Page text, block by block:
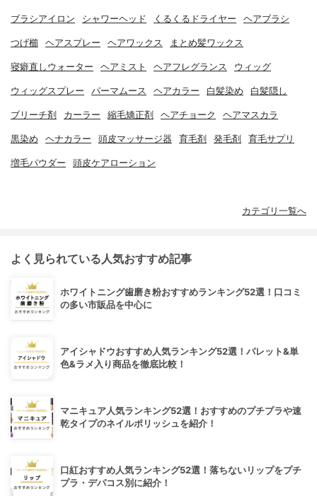
ブラシアイロン シャワーヘッド くるくるドライヤー ヘアブラシ
つげ櫛 ヘアスプレー ヘアワックス まとめ髪ワックス
寝癖直しウォーター ヘアミスト ヘアフレグランス ウィッグ
ウィッグスプレー パーマムース ヘアカラー 白髪染め 白髪隠し
ブリーチ剤 カーラー 縮毛矯正剤 ヘアチョーク ヘアマスカラ
黒染め ヘナカラー 頭皮マッサージ器 育毛剤 発毛剤 育毛サプリ
増毛パウダー 頭皮ケアローション
カテゴリ一覧へ
よく見られている人気おすすめ記事
ホワイトニング歯磨き粉おすすめランキング52選！口コミ
の多い市販品を中心に
アイシャドウおすすめ人気ランキング52選！パレット&単
色&ラメ入り商品を徹底比較！
マニキュア人気ランキング52選！おすすめのプチプラや速
乾タイプのネイルポリッシュを紹介！
口紅おすすめ人気ランキング52選！落ちないリップをプチ
プラ・デパコス別に紹介！